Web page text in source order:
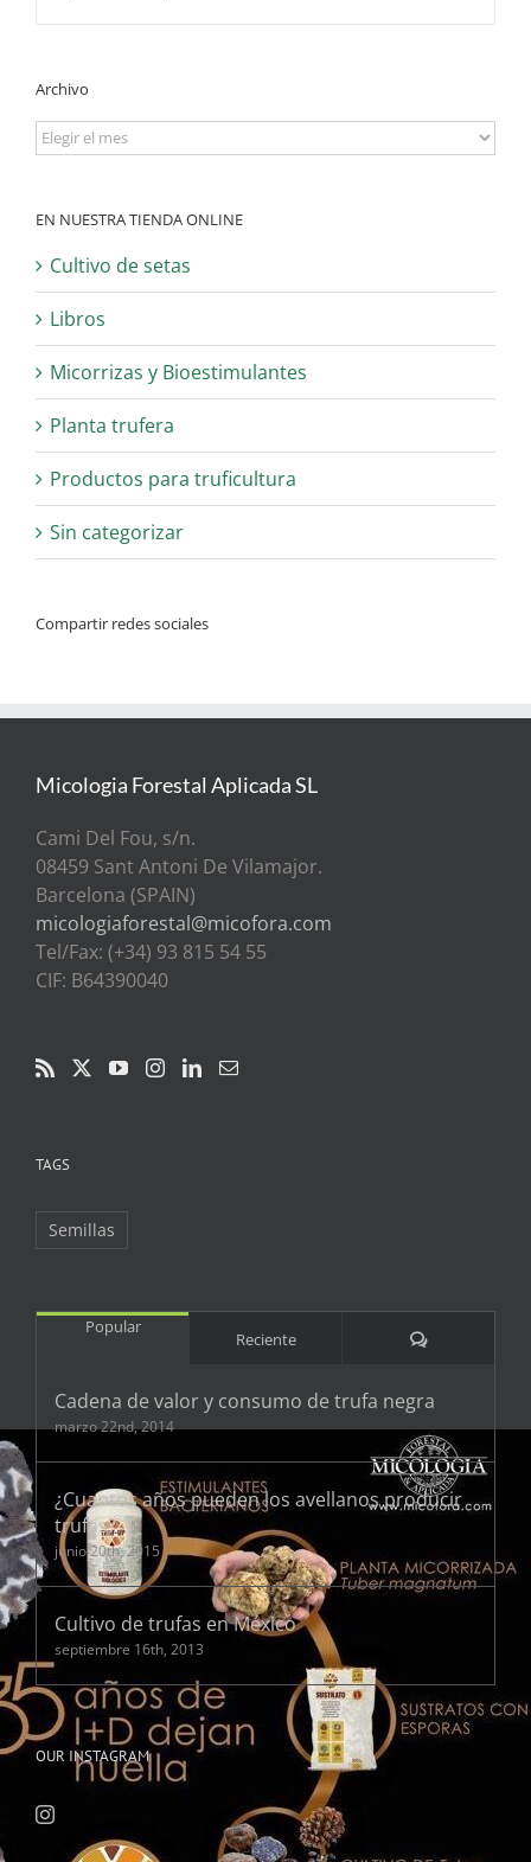
Archivo
Archivo
EN NUESTRA TIENDA ONLINE
Cultivo de setas
Libros
Micorrizas y Bioestimulantes
Planta trufera
Productos para truficultura
Sin categorizar
Compartir redes sociales
Micologia Forestal Aplicada SL
Cami Del Fou, s/n.
08459 Sant Antoni De Vilamajor.
Barcelona (SPAIN)
micologiaforestal@micofora.com
Tel/Fax: (+34) 93 815 54 55
CIF: B64390040
TAGS
Semillas
Popular
Reciente Comentarios
Cadena de valor y consumo de trufa negra
marzo 22nd, 2014
¿Cuantos años pueden los avellanos producir
trufas?
junio 20th, 2015
Cultivo de trufas en México
septiembre 16th, 2013
OUR INSTAGRAM